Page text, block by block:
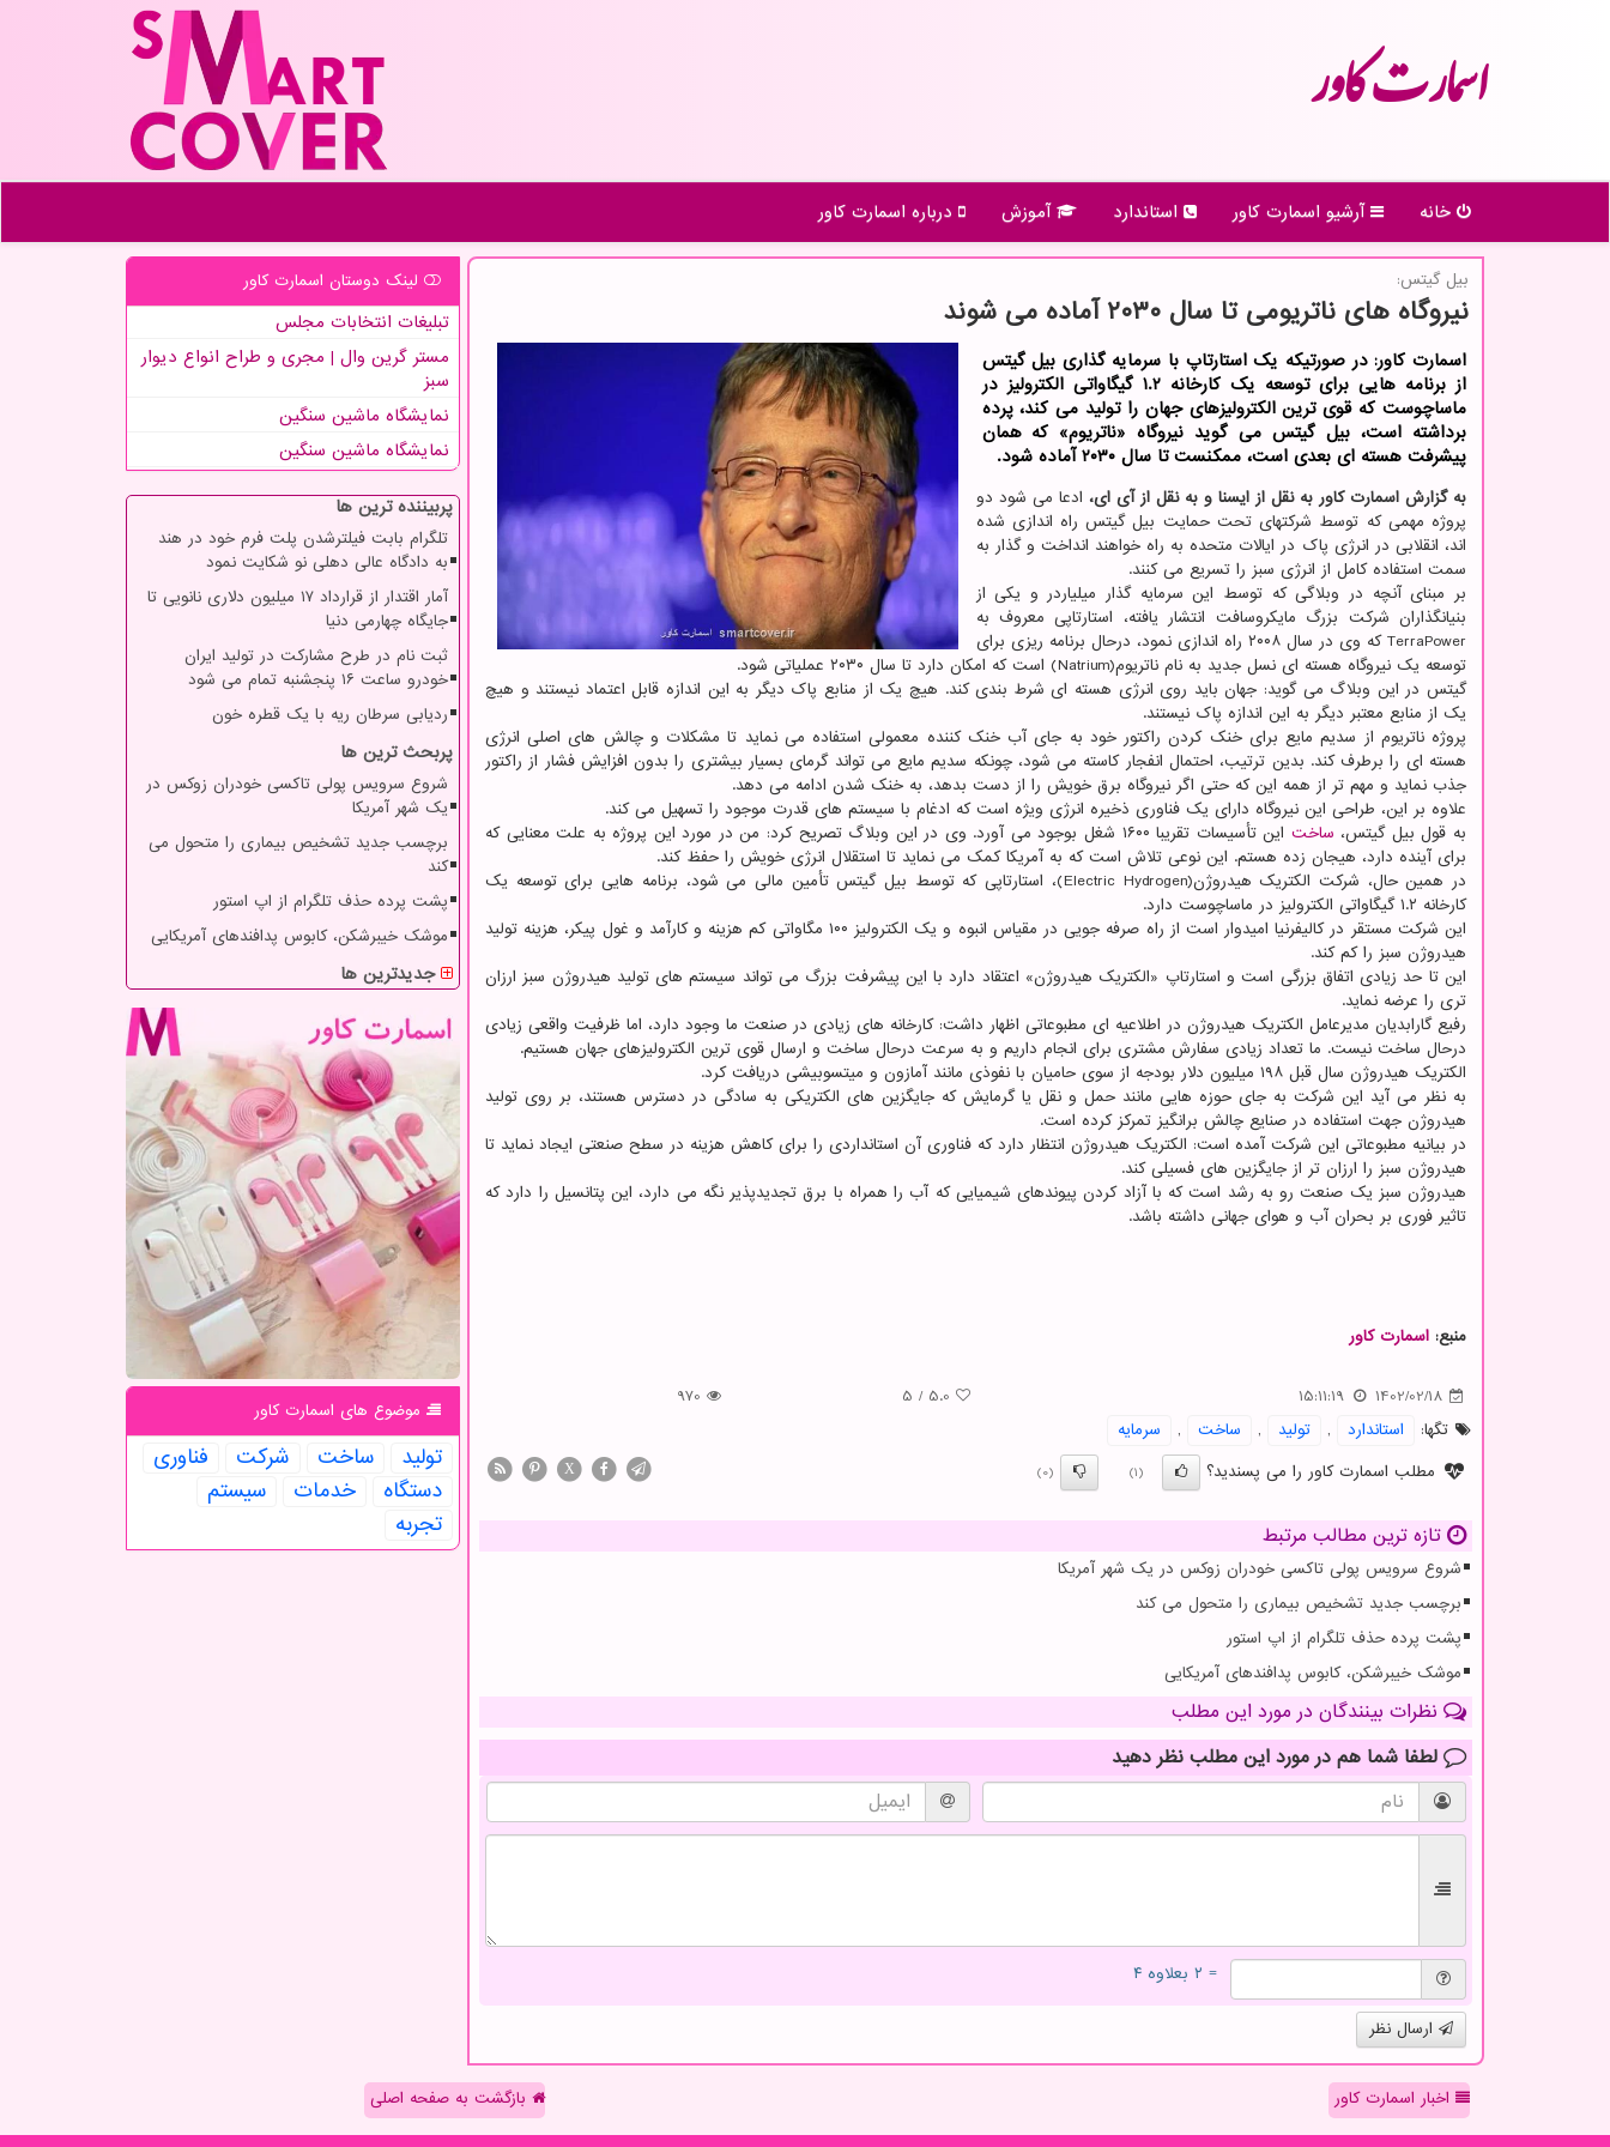
اسمارت كاور
خانه آرشیو اسمارت كاور استاندارد آموزش درباره اسمارت كاور
بیل گیتس:
نیروگاه های ناتریومی تا سال ۲۰۳۰ آماده می شوند
اسمارت کاور: در صورتیکه یک استارتاپ با سرمایه گذاری بیل گیتس
از برنامه هایی برای توسعه یک کارخانه ۱.۲ گیگاواتی الکترولیز در
ماساچوست که قوی ترین الکترولیزهای جهان را تولید می کند، پرده
برداشته است، بیل گیتس می گوید نیروگاه «ناتریوم» که همان
پیشرفت هسته ای بعدی است، ممکنست تا سال ۲۰۳۰ آماده شود.
به گزارش اسمارت کاور به نقل از ایسنا و به نقل از آی ای، ادعا می شود دو
پروژه مهمی که توسط شرکتهای تحت حمایت بیل گیتس راه اندازی شده
اند، انقلابی در انرژی پاک در ایالات متحده به راه خواهند انداخت و گذار به
سمت استفاده کامل از انرژی سبز را تسریع می کنند.
بر مبنای آنچه در وبلاگی که توسط این سرمایه گذار میلیاردر و یکی از
بنیانگذاران شرکت بزرگ مایکروسافت انتشار یافته، استارتاپی معروف به
TerraPower که وی در سال ۲۰۰۸ راه اندازی نمود، درحال برنامه ریزی برای
توسعه یک نیروگاه هسته ای نسل جدید به نام ناتریوم(Natrium) است که امکان دارد تا سال ۲۰۳۰ عملیاتی شود.
گیتس در این وبلاگ می گوید: جهان باید روی انرژی هسته ای شرط بندی کند. هیچ یک از منابع پاک دیگر به این اندازه قابل اعتماد نیستند و هیچ
یک از منابع معتبر دیگر به این اندازه پاک نیستند.
پروژه ناتریوم از سدیم مایع برای خنک کردن راکتور خود به جای آب خنک کننده معمولی استفاده می نماید تا مشکلات و چالش های اصلی انرژی
هسته ای را برطرف کند. بدین ترتیب، احتمال انفجار کاسته می شود، چونکه سدیم مایع می تواند گرمای بسیار بیشتری را بدون افزایش فشار از راکتور
جذب نماید و مهم تر از همه این که حتی اگر نیروگاه برق خویش را از دست بدهد، به خنک شدن ادامه می دهد.
علاوه بر این، طراحی این نیروگاه دارای یک فناوری ذخیره انرژی ویژه است که ادغام با سیستم های قدرت موجود را تسهیل می کند.
به قول بیل گیتس، ساخت
این تأسیسات تقریبا ۱۶۰۰ شغل بوجود می آورد. وی در این وبلاگ تصریح کرد: من در مورد این پروژه به علت معنایی که
برای آینده دارد، هیجان زده هستم. این نوعی تلاش است که به آمریکا کمک می نماید تا استقلال انرژی خویش را حفظ کند.
در همین حال، شرکت الکتریک هیدروژن(Electric Hydrogen)، استارتاپی که توسط بیل گیتس تأمین مالی می شود، برنامه هایی برای توسعه یک
کارخانه ۱.۲ گیگاواتی الکترولیز در ماساچوست دارد.
این شرکت مستقر در کالیفرنیا امیدوار است از راه صرفه جویی در مقیاس انبوه و یک الکترولیز ۱۰۰ مگاواتی کم هزینه و کارآمد و غول پیکر، هزینه تولید
هیدروژن سبز را کم کند.
این تا حد زیادی اتفاق بزرگی است و استارتاپ «الکتریک هیدروژن» اعتقاد دارد با این پیشرفت بزرگ می تواند سیستم های تولید هیدروژن سبز ارزان
تری را عرضه نماید.
رفیع گارابدیان مدیرعامل الکتریک هیدروژن در اطلاعیه ای مطبوعاتی اظهار داشت: کارخانه های زیادی در صنعت ما وجود دارد، اما ظرفیت واقعی زیادی
درحال ساخت نیست. ما تعداد زیادی سفارش مشتری برای انجام داریم و به سرعت درحال ساخت و ارسال قوی ترین الکترولیزهای جهان هستیم.
الکتریک هیدروژن سال قبل ۱۹۸ میلیون دلار بودجه از سوی حامیان با نفوذی مانند آمازون و میتسوبیشی دریافت کرد.
به نظر می آید این شرکت به جای حوزه هایی مانند حمل و نقل یا گرمایش که جایگزین های الکتریکی به سادگی در دسترس هستند، بر روی تولید
هیدروژن جهت استفاده در صنایع چالش برانگیز تمرکز کرده است.
در بیانیه مطبوعاتی این شرکت آمده است: الکتریک هیدروژن انتظار دارد که فناوری آن استانداردی را برای کاهش هزینه در سطح صنعتی ایجاد نماید تا
هیدروژن سبز را ارزان تر از جایگزین های فسیلی کند.
هیدروژن سبز یک صنعت رو به رشد است که با آزاد کردن پیوندهای شیمیایی که آب را همراه با برق تجدیدپذیر نگه می دارد، این پتانسیل را دارد که
تاثیر فوری بر بحران آب و هوای جهانی داشته باشد.
منبع: اسمارت كاور
1402/02/18
15:11:19
5.0
/
5
970
تگها:
استاندارد , تولید , ساخت ,
سرمایه
مطلب اسمارت کاور را می پسندید؟
(1)
(0)
X
تازه ترین مطالب مرتبط
شروع سرویس پولی تاکسی خودران زوکس در یک شهر آمریکا
برچسب جدید تشخیص بیماری را متحول می کند
پشت پرده حذف تلگرام از اپ استور
موشک خیبرشکن، کابوس پدافندهای آمریکایی
نظرات بینندگان در مورد این مطلب
لطفا شما هم در مورد این مطلب نظر دهید
= ۲ بعلاوه ۴
ارسال نظر
لینک دوستان اسمارت كاور
تبلیغات انتخابات مجلس
مستر گرین وال | مجری و طراح انواع دیوار
سبز
نمایشگاه ماشین سنگین
نمایشگاه ماشین سنگین
پربیننده ترین ها
تلگرام بابت فیلترشدن پلت فرم خود در هند
به دادگاه عالی دهلی نو شکایت نمود
آمار اقتدار از قرارداد ۱۷ میلیون دلاری نانویی تا
جایگاه چهارمی دنیا
ثبت نام در طرح مشارکت در تولید ایران
خودرو ساعت ۱۶ پنجشنبه تمام می شود
ردیابی سرطان ریه با یک قطره خون
پربحث ترین ها
شروع سرویس پولی تاکسی خودران زوکس در
یک شهر آمریکا
برچسب جدید تشخیص بیماری را متحول می
کند
پشت پرده حذف تلگرام از اپ استور
موشک خیبرشکن، کابوس پدافندهای آمریکایی
جدیدترین ها
موضوع های اسمارت كاور
تولید ساخت شركت
فناوری
دستگاه
خدمات
سیستم
تجربه
اخبار اسمارت کاور بازگشت به صفحه اصلی